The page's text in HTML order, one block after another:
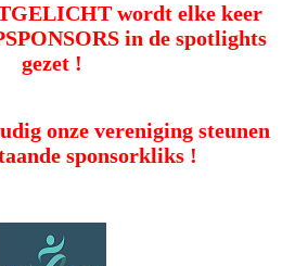
wordt elke keer
in de spotlights
gezet !
onze vereniging steunen
sponsorkliks !